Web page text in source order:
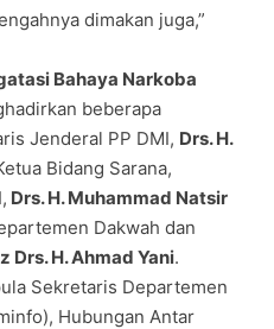
dimakan juga,”
Bahaya Narkoba
beberapa
Jenderal PP DMI, Drs. H.
Bidang Sarana,
Drs. H. Muhammad Natsir
Dakwah dan
Drs. H. Ahmad Yani.
Sekretaris Departemen
Hubungan Antar